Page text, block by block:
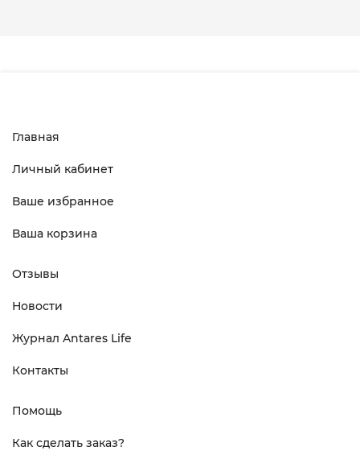
Главная
Личный кабинет
Ваше избранное
Ваша корзина
Отзывы
Новости
Журнал Antares Life
Контакты
Помощь
Как сделать заказ?